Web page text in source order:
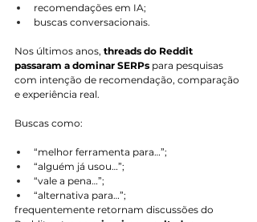
recomendações em IA;
buscas conversacionais.
Nos últimos anos, threads do Reddit
passaram a dominar SERPs para pesquisas
com intenção de recomendação, comparação
e experiência real.
Buscas como:
“melhor ferramenta para…”;
“alguém já usou…”;
“vale a pena…”;
“alternativa para…”;
frequentemente retornam discussões do